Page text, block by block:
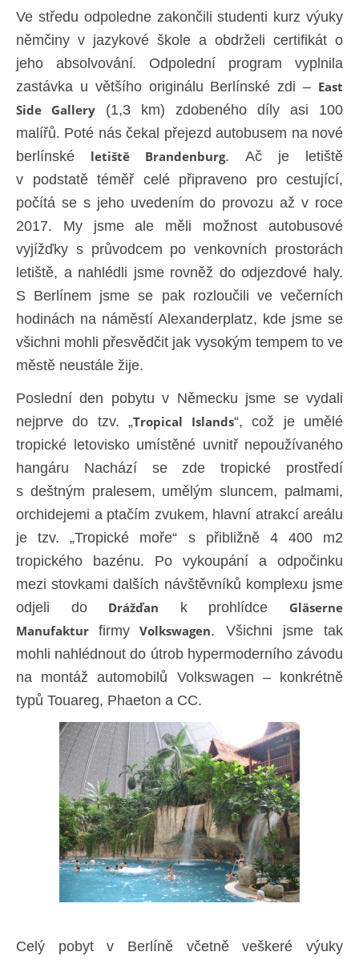
Ve středu odpoledne zakončili studenti kurz výuky
němčiny v jazykové škole a obdrželi certifikát o
jeho absolvování. Odpolední program vyplnila
zastávka u většího originálu Berlínské zdi – East
Side Gallery (1,3 km) zdobeného díly asi 100
malířů. Poté nás čekal přejezd autobusem na nové
berlínské letiště Brandenburg. Ač je letiště
v podstatě téměř celé připraveno pro cestující,
počítá se s jeho uvedením do provozu až v roce
2017. My jsme ale měli možnost autobusové
vyjížďky s průvodcem po venkovních prostorách
letiště, a nahlédli jsme rovněž do odjezdové haly.
S Berlínem jsme se pak rozloučili ve večerních
hodinách na náměstí Alexanderplatz, kde jsme se
všichni mohli přesvědčit jak vysokým tempem to ve
městě neustále žije.
Poslední den pobytu v Německu jsme se vydali
nejprve do tzv. „Tropical Islands“, což je umělé
tropické letovisko umístěné uvnitř nepoužívaného
hangáru Nachází se zde tropické prostředí
s deštným pralesem, umělým sluncem, palmami,
orchidejemi a ptačím zvukem, hlavní atrakcí areálu
je tzv. „Tropické moře“ s přibližně 4 400 m2
tropického bazénu. Po vykoupání a odpočinku
mezi stovkami dalších návštěvníků komplexu jsme
odjeli do Drážďan k prohlídce Gläserne
Manufakturfirmy Volkswagen. Všichni jsme tak
mohli nahlédnout do útrob hypermoderního závodu
na montáž automobilů Volkswagen – konkrétně
typů Touareg, Phaeton a CC.
Celý pobyt v Berlíně včetně veškeré výuky